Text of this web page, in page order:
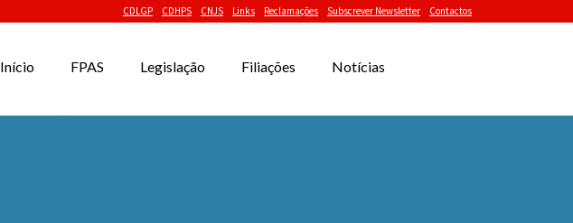
CDLGP CDHPS CNJS Links Reclamações Subscrever Newsletter Contactos
Início FPAS Legislação Filiações Notícias